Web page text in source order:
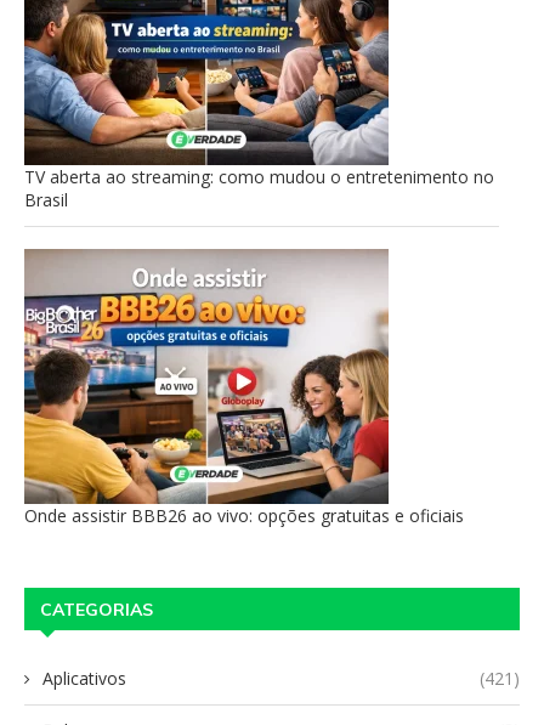
TV aberta ao streaming: como mudou o entretenimento no
Brasil
Onde assistir BBB26 ao vivo: opções gratuitas e oficiais
CATEGORIAS
Aplicativos (421)